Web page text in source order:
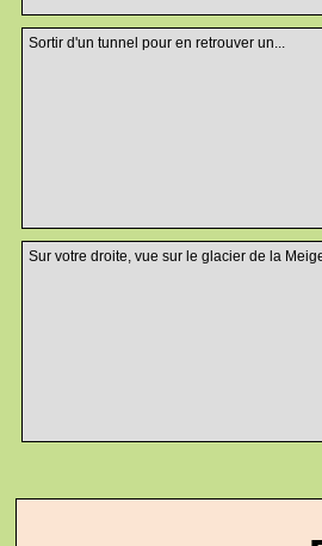
Sortir d'un tunnel pour en retrouver un...
Sur votre droite, vue sur le glacier de la